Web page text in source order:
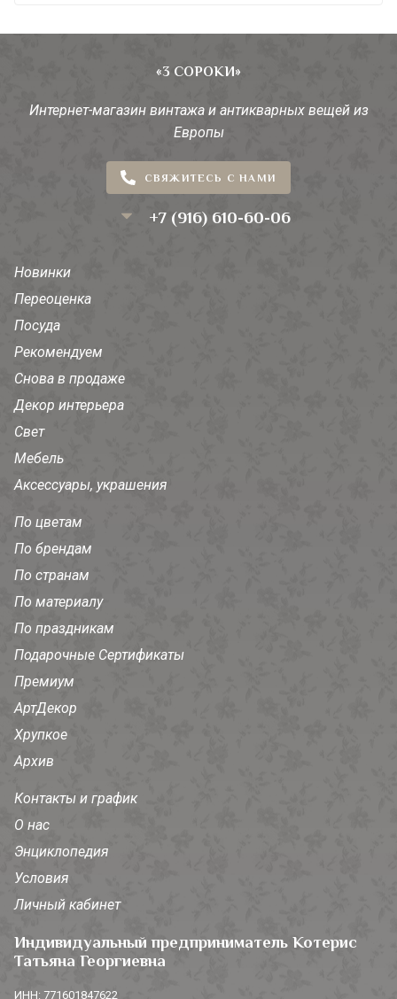
«3 СОРОКИ»
Интернет-магазин винтажа и антикварных вещей из
Европы
СВЯЖИТЕСЬ С НАМИ
+7 (916) 610-60-06
Новинки
Переоценка
Посуда
Рекомендуем
Снова в продаже
Декор интерьера
Свет
Мебель
Аксессуары, украшения
По цветам
По брендам
По странам
По материалу
По праздникам
Подарочные Сертификаты
Премиум
АртДекор
Хрупкое
Архив
Контакты и график
О нас
Энциклопедия
Условия
Личный кабинет
Индивидуальный предприниматель Котерис
Татьяна Георгиевна
ИНН: 771601847622